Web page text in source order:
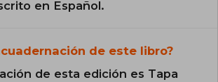
en Español.
de este libro?
de esta edición es Tapa